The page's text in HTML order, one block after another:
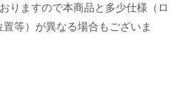
りますので本商品と多少仕様（ロ
等）が異なる場合もございま